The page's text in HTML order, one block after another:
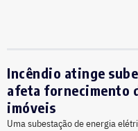
Incêndio atinge
afeta fornecimento
imóveis
Uma subestação de energia